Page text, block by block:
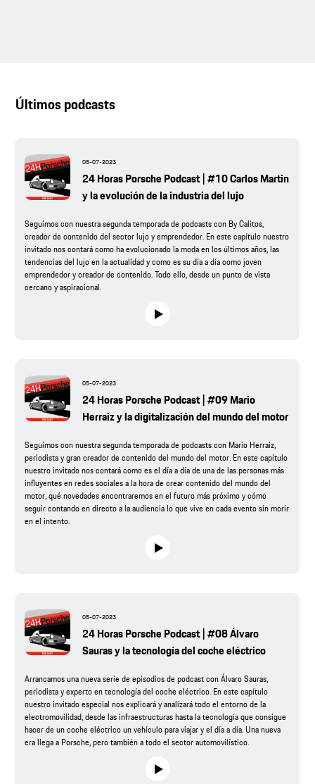
Últimos podcasts
05-07-2023
24 Horas Porsche Podcast | #10 Carlos Martin
y la evolución de la industria del lujo
Seguimos con nuestra segunda temporada de podcasts con By Calitos,
creador de contenido del sector lujo y emprendedor. En este capítulo nuestro
invitado nos contará como ha evolucionado la moda en los últimos años, las
tendencias del lujo en la actualidad y como es su día a día como joven
emprendedor y creador de contenido. Todo ello, desde un punto de vista
cercano y aspiracional.
05-07-2023
24 Horas Porsche Podcast | #09 Mario
Herraiz y la digitalización del mundo del motor
Seguimos con nuestra segunda temporada de podcasts con Mario Herraiz,
periodista y gran creador de contenido del mundo del motor. En este capítulo
nuestro invitado nos contará como es el día a día de una de las personas más
influyentes en redes sociales a la hora de crear contenido del mundo del
motor, qué novedades encontraremos en el futuro más próximo y cómo
seguir contando en directo a la audiencia lo que vive en cada evento sin morir
en el intento.
05-07-2023
24 Horas Porsche Podcast | #08 Álvaro
Sauras y la tecnología del coche eléctrico
Arrancamos una nueva serie de episodios de podcast con Álvaro Sauras,
periodista y experto en tecnología del coche eléctrico. En este capítulo
nuestro invitado especial nos explicará y analizará todo el entorno de la
electromovilidad, desde las infraestructuras hasta la tecnología que consigue
hacer de un coche eléctrico un vehículo para viajar y el día a día. Una nueva
era llega a Porsche, pero también a todo el sector automovilístico.